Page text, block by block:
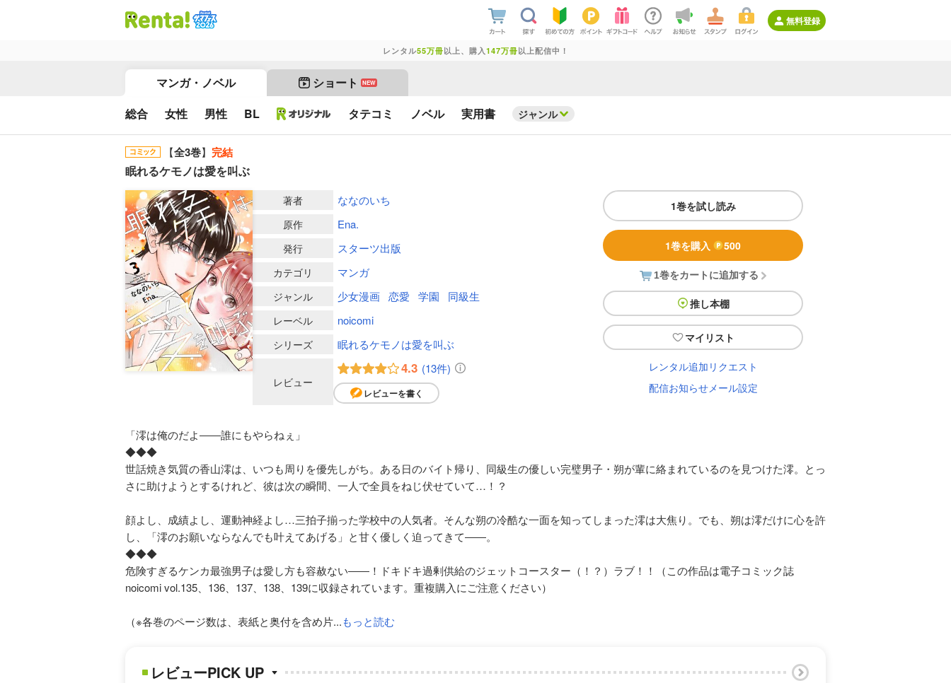
無料登録
レンタル55万冊以上、購入 147万冊以上配信中！
マンガ・ノベル ショート NEW
総合 女性 男性 BL タテコミ ノベル 実用書 ジャンル
【全3巻】 完結
眠れるケモノは愛を叫ぶ
1巻を試し読み
1巻を購入 500
1巻をカートに追加する
推し本棚
マイリスト
レンタル追加リクエスト
配信お知らせメール設定
著者 ななのいち
原作 Ena.
発行 スターツ出版
カテゴリ マンガ
ジャンル 少女漫画 恋愛 学園 同級生
レーベル noicomi
シリーズ 眠れるケモノは愛を叫ぶ
レビュー
4.3 (13件)
レビューを書く
「澪は俺のだよ――誰にもやらねぇ」
◆◆◆
世話焼き気質の香山澪は、いつも周りを優先しがち。ある日のバイト帰り、同級生の優しい完璧男子・朔が輩に絡まれているのを見つけた澪。とっ
さに助けようとするけれど、彼は次の瞬間、一人で全員をねじ伏せていて…！？
顔よし、成績よし、運動神経よし…三拍子揃った学校中の人気者。そんな朔の冷酷な一面を知ってしまった澪は大焦り。でも、朔は澪だけに心を許
し、「澪のお願いならなんでも叶えてあげる」と甘く優しく迫ってきて――。
◆◆◆
危険すぎるケンカ最強男子は愛し方も容赦ない――！ドキドキ過剰供給のジェットコースター（！？）ラブ！！（この作品は電子コミック誌
noicomi vol.135、136、137、138、139に収録されています。重複購入にご注意ください）
（※各巻のページ数は、表紙と奥付を含め片...もっと読む
レビューPICK UP